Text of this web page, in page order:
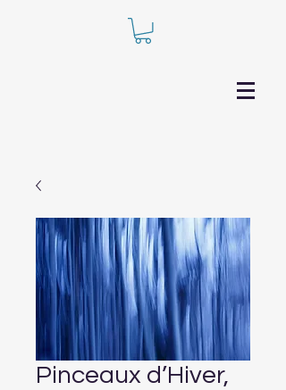
Pinceaux d’Hiver,